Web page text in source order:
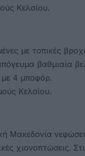
Κελσίου.
με τοπικές
βαθμιαία
με 4 μποφόρ.
Κελσίου.
Μακεδονία
χιονοπτώσεις.